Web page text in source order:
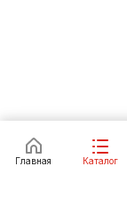
Главная Каталог